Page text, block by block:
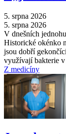
5. srpna 2026
5. srpna 2026
V dnešních
Historické okénko
jsou dobří
využívají bakterie
Z medicíny